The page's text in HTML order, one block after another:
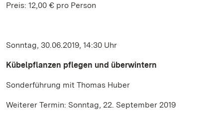
Preis: 12,00 € pro Person
Sonntag, 30.06.2019, 14:30 Uhr
Kübelpflanzen pflegen und überwintern
Sonderführung mit Thomas Huber
Weiterer Termin: Sonntag, 22. September 2019